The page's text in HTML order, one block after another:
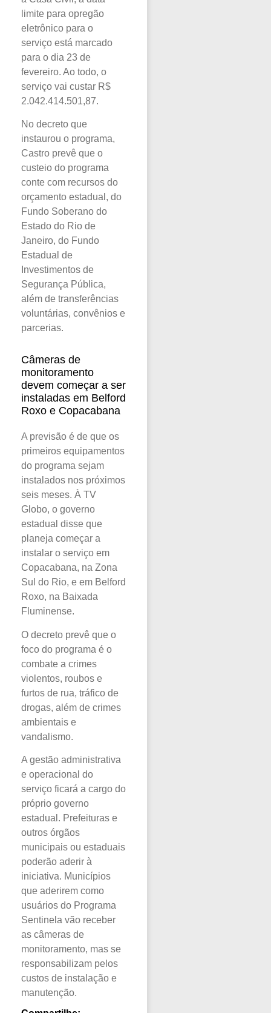
limite para opregão
eletrônico para o
serviço está marcado
para o dia 23 de
fevereiro. Ao todo, o
serviço vai custar R$
2.042.414.501,87.
No decreto que
instaurou o programa,
Castro prevê que o
custeio do programa
conte com recursos do
orçamento estadual, do
Fundo Soberano do
Estado do Rio de
Janeiro, do Fundo
Estadual de
Investimentos de
Segurança Pública,
além de transferências
voluntárias, convênios e
parcerias.
Câmeras de
monitoramento
devem começar a ser
instaladas em Belford
Roxo e Copacabana
A previsão é de que os
primeiros equipamentos
do programa sejam
instalados nos próximos
seis meses. À TV
Globo, o governo
estadual disse que
planeja começar a
instalar o serviço em
Copacabana, na Zona
Sul do Rio, e em Belford
Roxo, na Baixada
Fluminense.
O decreto prevê que o
foco do programa é o
combate a crimes
violentos, roubos e
furtos de rua, tráfico de
drogas, além de crimes
ambientais e
vandalismo.
A gestão administrativa
e operacional do
serviço ficará a cargo do
próprio governo
estadual. Prefeituras e
outros órgãos
municipais ou estaduais
poderão aderir à
iniciativa. Municípios
que aderirem como
usuários do Programa
Sentinela vão receber
as câmeras de
monitoramento, mas se
responsabilizam pelos
custos de instalação e
manutenção.